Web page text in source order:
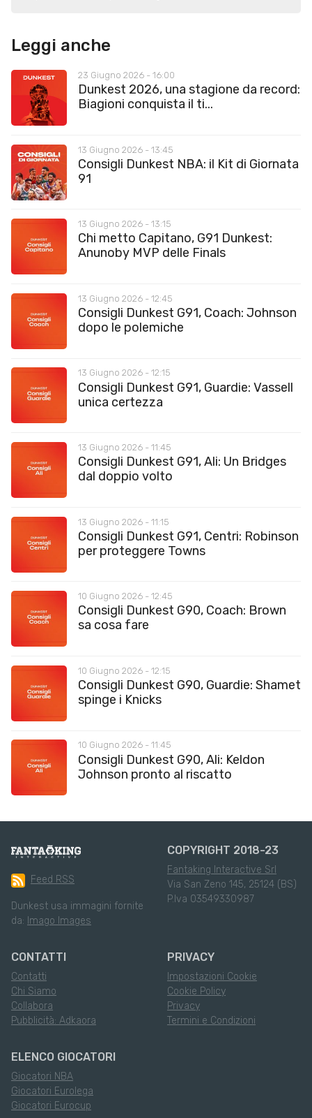
Leggi anche
23 Giugno 2026 - 16:00
Dunkest 2026, una stagione da record:
Biagioni conquista il ti...
13 Giugno 2026 - 13:45
Consigli Dunkest NBA: il Kit di Giornata
91
13 Giugno 2026 - 13:15
Chi metto Capitano, G91 Dunkest:
Anunoby MVP delle Finals
13 Giugno 2026 - 12:45
Consigli Dunkest G91, Coach: Johnson
dopo le polemiche
13 Giugno 2026 - 12:15
Consigli Dunkest G91, Guardie: Vassell
unica certezza
13 Giugno 2026 - 11:45
Consigli Dunkest G91, Ali: Un Bridges
dal doppio volto
13 Giugno 2026 - 11:15
Consigli Dunkest G91, Centri: Robinson
per proteggere Towns
10 Giugno 2026 - 12:45
Consigli Dunkest G90, Coach: Brown
sa cosa fare
10 Giugno 2026 - 12:15
Consigli Dunkest G90, Guardie: Shamet
spinge i Knicks
10 Giugno 2026 - 11:45
Consigli Dunkest G90, Ali: Keldon
Johnson pronto al riscatto
Feed RSS
Dunkest usa immagini fornite
da: Imago Images
COPYRIGHT 2018-23
Fantaking Interactive Srl
Via San Zeno 145, 25124 (BS)
P.Iva 03549330987
CONTATTI
Contatti
Chi Siamo
Collabora
Pubblicità: Adkaora
PRIVACY
Impostazioni Cookie
Cookie Policy
Privacy
Termini e Condizioni
ELENCO GIOCATORI
Giocatori NBA
Giocatori Eurolega
Giocatori Eurocup